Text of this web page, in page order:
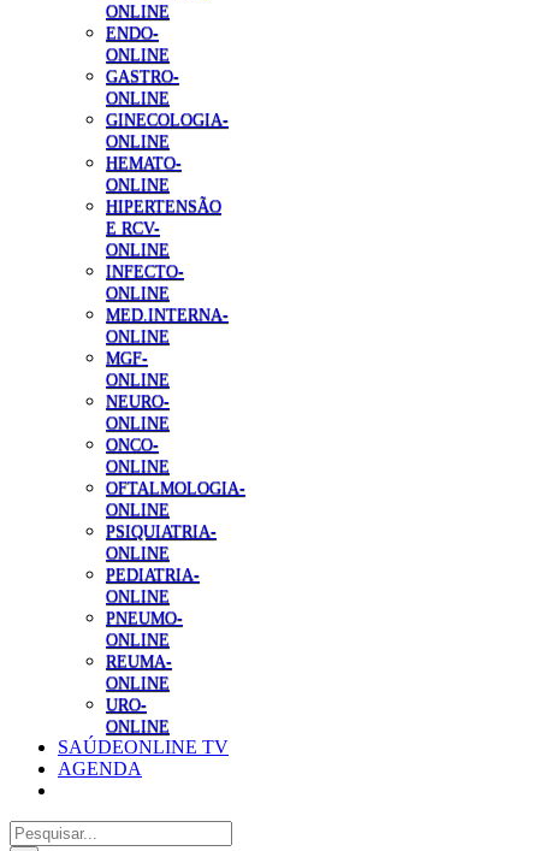
ONLINE
ENDO-
ONLINE
GASTRO-
ONLINE
GINECOLOGIA-
ONLINE
HEMATO-
ONLINE
HIPERTENSÃO
E RCV-
ONLINE
INFECTO-
ONLINE
MED.INTERNA-
ONLINE
MGF-
ONLINE
NEURO-
ONLINE
ONCO-
ONLINE
OFTALMOLOGIA-
ONLINE
PSIQUIATRIA-
ONLINE
PEDIATRIA-
ONLINE
PNEUMO-
ONLINE
REUMA-
ONLINE
URO-
ONLINE
SAÚDEONLINE TV
AGENDA
Pesquisar